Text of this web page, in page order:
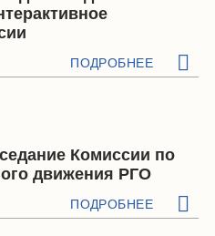
ПОДРОБНЕЕ
Комиссии по
движения РГО
ПОДРОБНЕЕ